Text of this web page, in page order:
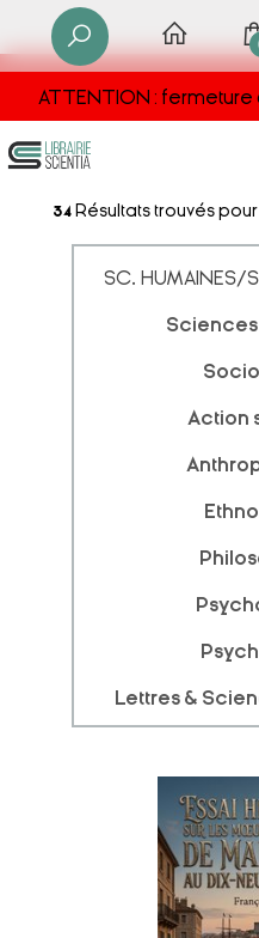
ATTENTION : fermeture
34 Résultats trouvés pour
SC. HUMAINES/
Action
Lettres &